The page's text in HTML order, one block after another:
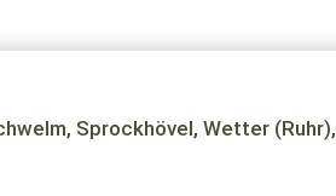
Sprockhövel, Wetter (Ruhr),